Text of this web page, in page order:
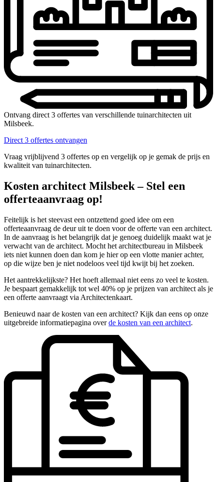
Ontvang direct 3 offertes van verschillende tuinarchitecten uit
Milsbeek.
Direct 3 offertes ontvangen
Vraag vrijblijvend 3 offertes op en vergelijk op je gemak de prijs en
kwaliteit van tuinarchitecten.
Kosten architect Milsbeek – Stel een
offerteaanvraag op!
Feitelijk is het steevast een ontzettend goed idee om een
offerteaanvraag de deur uit te doen voor de offerte van een architect.
In de aanvraag is het belangrijk dat je genoeg duidelijk maakt wat je
verwacht van de architect. Mocht het architectbureau in Milsbeek
iets niet kunnen doen dan kom je hier op een vlotte manier achter,
op die wijze ben je niet nodeloos veel tijd kwijt bij het zoeken.
Het aantrekkelijkste? Het hoeft allemaal niet eens zo veel te kosten.
Je bespaart gemakkelijk tot wel 40% op je prijzen van architect als je
een offerte aanvraagt via Architectenkaart.
Benieuwd naar de kosten van een architect? Kijk dan eens op onze
uitgebreide informatiepagina overde kosten van een architect.